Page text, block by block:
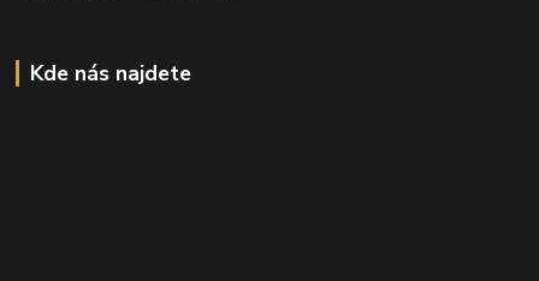
Kde nás najdete